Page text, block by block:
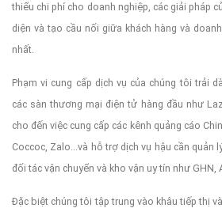
thiểu chi phí cho doanh nghiệp, các giải pháp
diện và tạo cầu nối giữa khách hàng và
nhất.
Phạm vi cung cấp dịch vụ của chúng tôi trải
các sàn thương mại điện tử hàng đầu như
cho đến việc cung cấp các kênh quảng cáo
Coccoc, Zalo...và hỗ trợ dịch vụ hậu cần quản
đối tác vận chuyển và kho vận uy tín như GHN,
Đặc biệt chúng tôi tập trung vào khâu tiếp thị